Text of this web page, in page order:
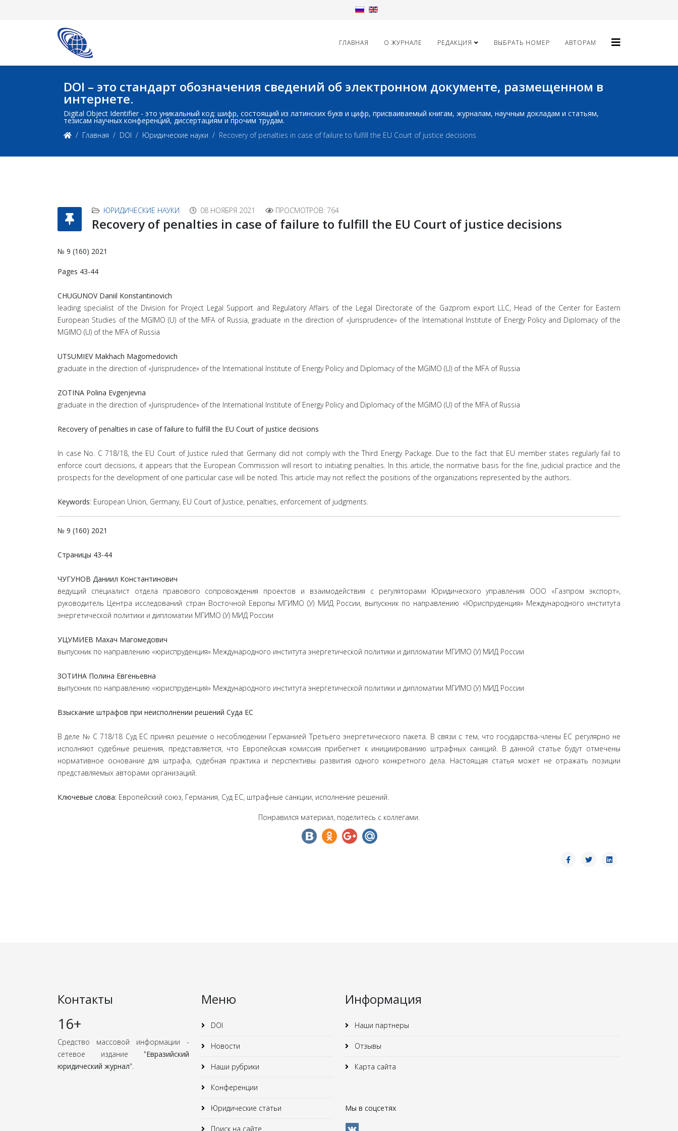
ГЛАВНАЯ О ЖУРНАЛЕ РЕДАКЦИЯ ВЫБРАТЬ НОМЕР АВТОРАМ
DOI – это стандарт обозначения сведений об электронном документе, размещенном в
интернете.
Digital Object Identifier - это уникальный код: шифр, состоящий из латинских букв и цифр, присваиваемый книгам, журналам, научным докладам и статьям,
тезисам научных конференций, диссертациям и прочим трудам.
Главная
DOI Юридические науки Recovery of penalties in case of failure to fulfill the EU Court of justice decisions
ЮРИДИЧЕСКИЕ НАУКИ 08 НОЯБРЯ 2021 ПРОСМОТРОВ: 764
Recovery of penalties in case of failure to fulfill the EU Court of justice decisions
№ 9 (160) 2021
Pages 43-44
CHUGUNOV Daniil Konstantinovich
leading specialist of the Division for Project Legal Support and Regulatory Affairs of the Legal Directorate of the Gazprom export LLC, Head of the Center for Eastern
European Studies of the MGIMO (U) of the MFA of Russia, graduate in the direction of «Jurisprudence» of the International Institute of Energy Policy and Diplomacy of the
MGIMO (U) of the MFA of Russia
UTSUMIEV Makhach Magomedovich
graduate in the direction of «Jurisprudence» of the International Institute of Energy Policy and Diplomacy of the MGIMO (U) of the MFA of Russia
ZOTINA Polina Evgenjevna
graduate in the direction of «Jurisprudence» of the International Institute of Energy Policy and Diplomacy of the MGIMO (U) of the MFA of Russia
Recovery of penalties in case of failure to fulfill the EU Court of justice decisions
In case No. C 718/18, the EU Court of Justice ruled that Germany did not comply with the Third Energy Package. Due to the fact that EU member states regularly fail to
enforce court decisions, it appears that the European Commission will resort to initiating penalties. In this article, the normative basis for the fine, judicial practice and the
prospects for the development of one particular case will be noted. This article may not reflect the positions of the organizations represented by the authors.
Keywords: European Union, Germany, EU Court of Justice, penalties, enforcement of judgments.
№ 9 (160) 2021
Страницы 43-44
ЧУГУНОВ Даниил Константинович
ведущий специалист отдела правового сопровождения проектов и взаимодействия с регуляторами Юридического управления ООО «Газпром экспорт»,
руководитель Центра исследований стран Восточной Европы МГИМО (У) МИД России, выпускник по направлению «Юриспруденция» Международного института
энергетической политики и дипломатии МГИМО (У) МИД России
УЦУМИЕВ Махач Магомедович
выпускник по направлению «юриспруденция» Международного института энергетической политики и дипломатии МГИМО (У) МИД России
ЗОТИНА Полина Евгеньевна
выпускник по направлению «юриспруденция» Международного института энергетической политики и дипломатии МГИМО (У) МИД России
Взыскание штрафов при неисполнении решений Суда ЕС
В деле № С 718/18 Суд ЕС принял решение о несоблюдении Германией Третьего энергетического пакета. В связи с тем, что государства-члены ЕС регулярно не
исполняют судебные решения, представляется, что Европейская комиссия прибегнет к инициированию штрафных санкций. В данной статье будут отмечены
нормативное основание для штрафа, судебная практика и перспективы развития одного конкретного дела. Настоящая статья может не отражать позиции
представляемых авторами организаций.
Ключевые слова: Европейский союз, Германия, Суд ЕС, штрафные санкции, исполнение решений.
Понравился материал, поделитесь с коллегами.
Контакты
16+
Средство массовой информации -
сетевое издание "Евразийский
юридический журнал".
Меню
DOI
Новости
Наши рубрики
Конференции
Юридические статьи
Поиск на сайте
Информация
Наши партнеры
Отзывы
Карта сайта
Мы в соцсетях